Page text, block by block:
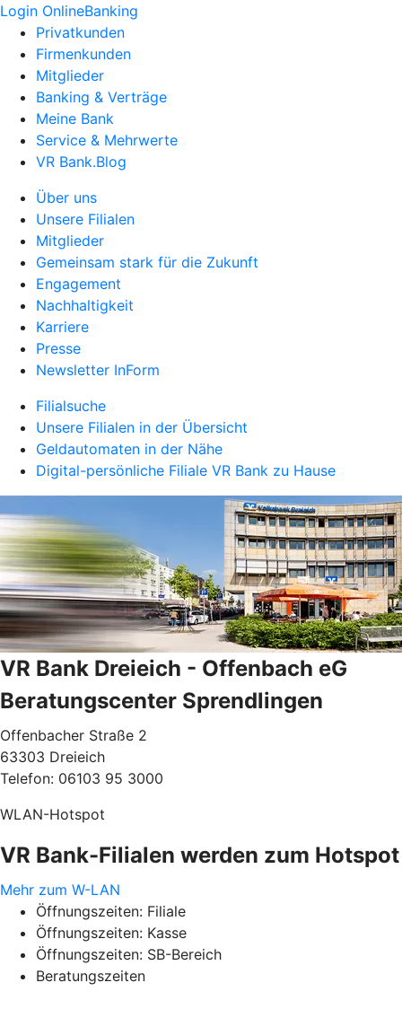
Login OnlineBanking
Privatkunden
Firmenkunden
Mitglieder
Banking & Verträge
Meine Bank
Service & Mehrwerte
VR Bank.Blog
Über uns
Unsere Filialen
Mitglieder
Gemeinsam stark für die Zukunft
Engagement
Nachhaltigkeit
Karriere
Presse
Newsletter InForm
Filialsuche
Unsere Filialen in der Übersicht
Geldautomaten in der Nähe
Digital-persönliche Filiale VR Bank zu Hause
VR Bank Dreieich - Offenbach eG
Beratungscenter Sprendlingen
Offenbacher Straße 2
63303 Dreieich
Telefon: 06103 95 3000
WLAN-Hotspot
VR Bank-Filialen werden zum Hotspot
Mehr zum W-LAN
Öffnungszeiten: Filiale
Öffnungszeiten: Kasse
Öffnungszeiten: SB-Bereich
Beratungszeiten